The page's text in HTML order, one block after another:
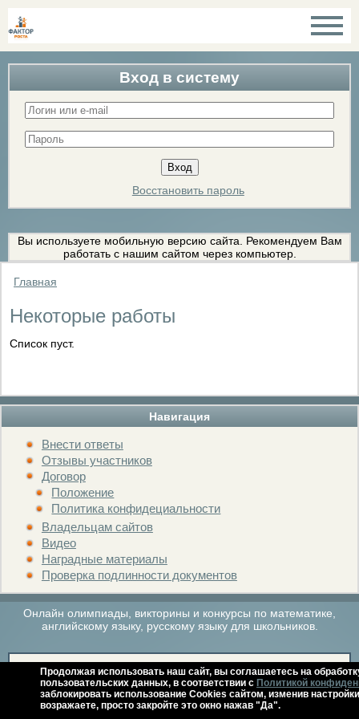
Вход в систему
Восстановить пароль
Вы используете мобильную версию сайта. Рекомендуем Вам
работать с нашим сайтом через компьютер.
Навигация
Внести ответы
Отзывы участников
Договор
Положение
Политика конфидециальности
Владельцам сайтов
Видео
Наградные материалы
Проверка подлинности документов
Главная
Некоторые работы
Список пуст.
Онлайн олимпиады, викторины и конкурсы по математике,
английскому языку, русскому языку для школьников.
Расписание мероприятий Архив Контакты Справка
Продолжая использовать наш сайт, вы соглашаетесь на
пользовательских данных, в соответствии с Политикой
заблокировать использование Cookies сайтом, изменив
возражаете, просто закройте это окно нажав "Да".